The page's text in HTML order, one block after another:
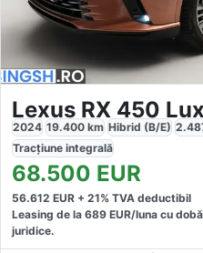
Lexus RX 450
2024 19.400 km Hibrid (B/E)
Tracțiune integrală
68.500 EUR
56.612 EUR + 21% TVA deductibil
Leasing de la 689 EUR/luna cu
juridice.